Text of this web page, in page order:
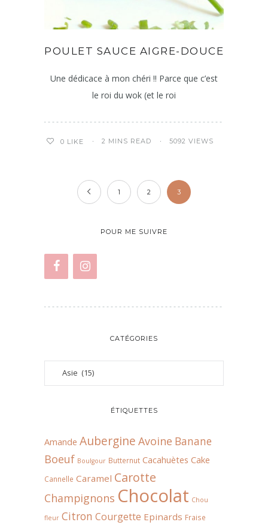
POULET SAUCE AIGRE-DOUCE
Une dédicace à mon chéri !! Parce que c’est
le roi du wok (et le roi
0 LIKE 2 MINS READ 5092 VIEWS
1 2 3
POUR ME SUIVRE
CATÉGORIES
ÉTIQUETTES
Amande Aubergine Avoine Banane
Boeuf Boulgour Butternut Cacahuètes Cake
Cannelle Caramel Carotte
Champignons Chocolat Chou
fleur Citron Courgette Epinards Fraise